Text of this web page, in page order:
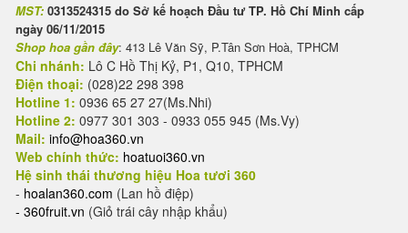
MST: 0313524315 do Sở kế hoạch Đầu tư TP. Hồ Chí Minh cấp
ngày 06/11/2015
Shop hoa gần đây: 413 Lê Văn Sỹ, P.Tân Sơn Hoà, TPHCM
Chi nhánh: Lô C Hồ Thị Kỷ, P1, Q10, TPHCM
Điện thoại: (028)22 298 398
Hotline 1: 0936 65 27 27(Ms.Nhi)
Hotline 2: 0977 301 303 - 0933 055 945 (Ms.Vy)
Mail: info@hoa360.vn
Web chính thức: hoatuoi360.vn
Hệ sinh thái thương hiệu Hoa tươi 360
- hoalan360.com (Lan hồ điệp)
- 360fruit.vn (Giỏ trái cây nhập khẩu)